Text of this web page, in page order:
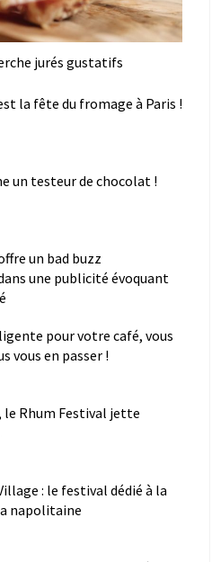
jurés gustatifs
la fête du fromage à Paris !
un testeur de chocolat !
un bad buzz
une publicité évoquant
pour votre café, vous
vous en passer !
le Rhum Festival jette
: le festival dédié à la
napolitaine